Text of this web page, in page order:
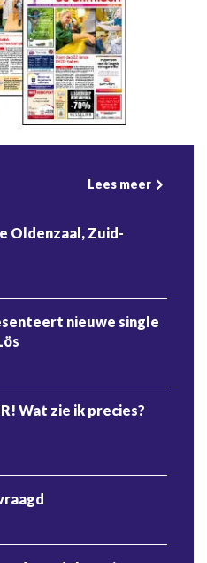
Lees meer
Oldenzaal, Zuid-
nieuwe single
Wat zie ik precies?